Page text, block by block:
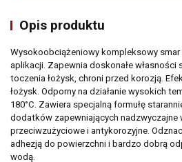
Opis produktu
Wysokoobciążeniowy kompleksowy
aplikacji. Zapewnia doskonałe własności
toczenia łożysk, chroni przed korozją.
łożysk. Odporny na działanie wysokich
180°C. Zawiera specjalną formułę
dodatków zapewniających nadzwyczajne
przeciwzużyciowe i antykorozyjne.
adhezją do powierzchni i bardzo dobrą
wodą.